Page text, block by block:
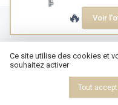
🔥 Voir
Les articles par date
Janvier 2025
Ce site utilise des cookies et
souhaitez activer
Tout